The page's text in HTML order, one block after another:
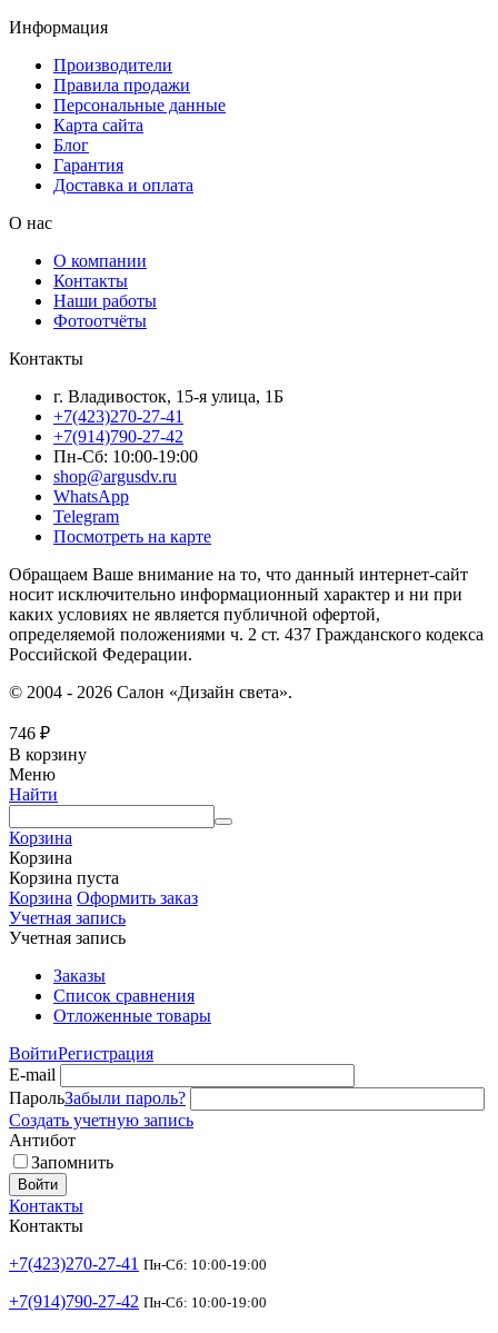
Информация
Производители
Правила продажи
Персональные данные
Карта сайта
Блог
Гарантия
Доставка и оплата
О нас
О компании
Контакты
Наши работы
Фотоотчёты
Контакты
г. Владивосток, 15-я улица, 1Б
+7(423)270-27-41
+7(914)790-27-42
Пн-Сб: 10:00-19:00
shop@argusdv.ru
WhatsApp
Telegram
Посмотреть на карте
Обращаем Ваше внимание на то, что данный интернет-сайт
носит исключительно информационный характер и ни при
каких условиях не является публичной офертой,
определяемой положениями ч. 2 ст. 437 Гражданского кодекса
Российской Федерации.
© 2004 - 2026 Салон «Дизайн света».
746 ₽
В корзину
Меню
Найти
Корзина
Корзина
Корзина пуста
Корзина Оформить заказ
Учетная запись
Учетная запись
Заказы
Список сравнения
Отложенные товары
ВойтиРегистрация
E-mail
ПарольЗабыли пароль?
Создать учетную запись
Антибот
Запомнить
Войти
Контакты
Контакты
+7(423)270-27-41 Пн-Сб: 10:00-19:00
+7(914)790-27-42 Пн-Сб: 10:00-19:00